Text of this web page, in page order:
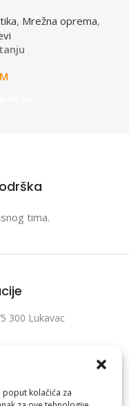
kolačića za
, Mrežna oprema,
tima.
300 Lukavac